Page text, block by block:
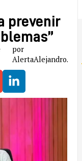
prevenir
por
AlertaAlejandro.